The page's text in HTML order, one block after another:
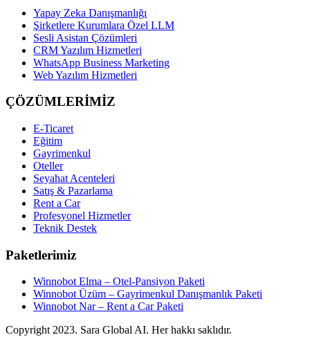
Yapay Zeka Danışmanlığı
Şirketlere Kurumlara Özel LLM
Sesli Asistan Çözümleri
CRM Yazılım Hizmetleri
WhatsApp Business Marketing
Web Yazılım Hizmetleri
ÇÖZÜMLERİMİZ
E-Ticaret
Eğitim
Gayrimenkul
Oteller
Seyahat Acenteleri
Satış & Pazarlama
Rent a Car
Profesyonel Hizmetler
Teknik Destek
Paketlerimiz
Winnobot Elma – Otel-Pansiyon Paketi
Winnobot Üzüm – Gayrimenkul Danışmanlık Paketi
Winnobot Nar – Rent a Car Paketi
Copyright2023. Sara Global AI. Her hakkı saklıdır.